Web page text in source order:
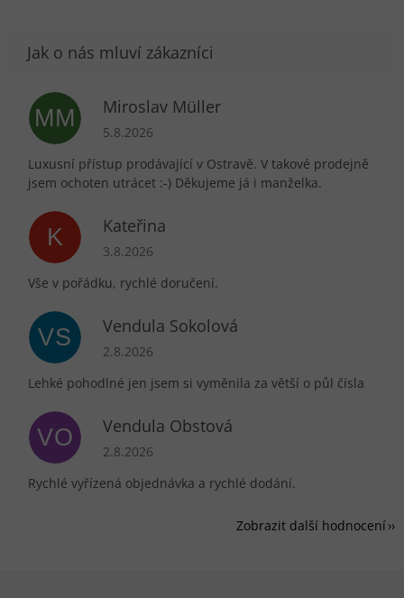
MM Miroslav Müller
Hodnocení obchodu je 5 z 5 hvězdiček.
5.8.2026
Luxusní přístup prodávající v Ostravě. V takové prodejně
jsem ochoten utrácet :-) Děkujeme já i manželka.
K Kateřina
Hodnocení obchodu je 5 z 5 hvězdiček.
3.8.2026
Vše v pořádku, rychlé doručení.
VS Vendula Sokolová
Hodnocení obchodu je 5 z 5 hvězdiček.
2.8.2026
Lehké pohodlné jen jsem si vyměnila za větší o půl čísla
VO Vendula Obstová
Hodnocení obchodu je 5 z 5 hvězdiček.
2.8.2026
Rychlé vyřízená objednávka a rychlé dodání.
Zobrazit další hodnocení